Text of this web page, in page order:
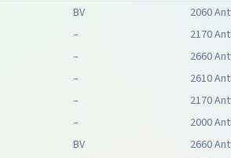
BV
2060
–
2170
–
2660
–
2610
–
2170
–
2000
BV
2660